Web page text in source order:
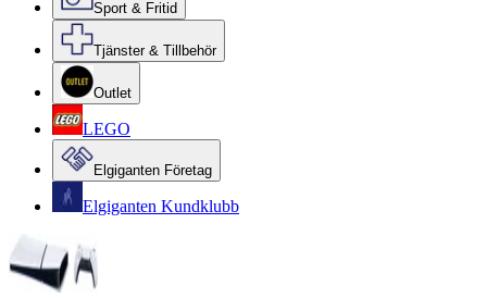
Sport & Fritid
Tjänster & Tillbehör
Outlet
LEGO
Elgiganten Företag
Elgiganten Kundklubb